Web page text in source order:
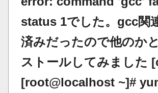
status 1でした。gcc関
済みだったので他のか
ストールしてみました
[root@localhost ~]#